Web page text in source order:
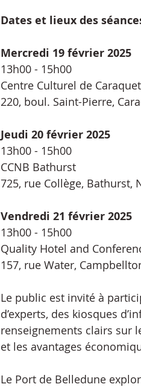
Dates et lieux des
Mercredi 19 février 2025
13h00 - 15h00
Centre Culturel de Caraquet
220, boul. Saint-Pierre,
Jeudi 20 février 2025
13h00 - 15h00
CCNB Bathurst
725, rue Collège, Bathurst,
Vendredi 21 février 2025
13h00 - 15h00
Quality Hotel and
157, rue Water,
Le public est invité à
d’experts, des kiosques
renseignements clairs sur
et les avantages
Le Port de Belledune